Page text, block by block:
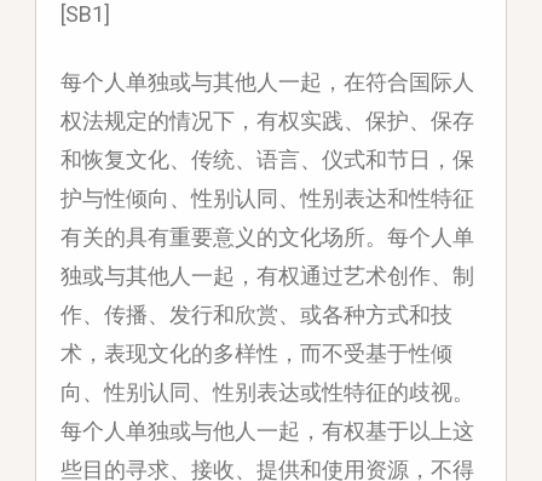
[SB1]
每个人单独或与其他人一起，在符合国际人
权法规定的情况下，有权实践、保护、保存
和恢复文化、传统、语言、仪式和节日，保
护与性倾向、性别认同、性别表达和性特征
有关的具有重要意义的文化场所。每个人单
独或与其他人一起，有权通过艺术创作、制
作、传播、发行和欣赏、或各种方式和技
术，表现文化的多样性，而不受基于性倾
向、性别认同、性别表达或性特征的歧视。
每个人单独或与他人一起，有权基于以上这
些目的寻求、接收、提供和使用资源，不得